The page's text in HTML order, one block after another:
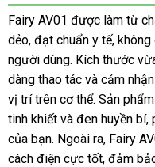
Fairy AV01 được làm từ
dẻo, đạt chuẩn y tế,
người dùng. Kích thước
dàng thao tác và cảm
vị trí trên cơ thể. Sản
tinh khiết và đen huyền bí,
của bạn. Ngoài ra, Fairy
cách điện cực tốt, đảm